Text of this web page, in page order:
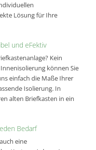
Lösung für Ihre
und eFektiv
Kein
können Sie
einfach die Maße Ihrer
Isolierung. In
alten Briefkasten in ein
Bedarf
eine